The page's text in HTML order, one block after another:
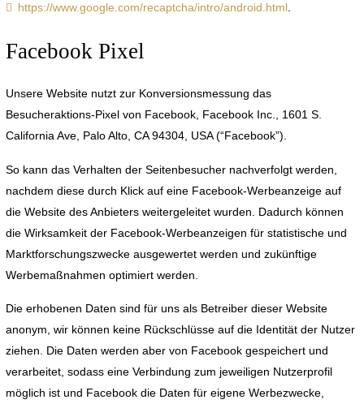
https://www.google.com/recaptcha/intro/android.html
Facebook Pixel
Unsere Website nutzt zur Konversionsmessung das
Besucheraktions-Pixel von Facebook, Facebook Inc., 1601 S.
California Ave, Palo Alto, CA 94304, USA (“Facebook”).
So kann das Verhalten der Seitenbesucher nachverfolgt werden,
nachdem diese durch Klick auf eine Facebook-Werbeanzeige auf
die Website des Anbieters weitergeleitet wurden. Dadurch können
die Wirksamkeit der Facebook-Werbeanzeigen für statistische und
Marktforschungszwecke ausgewertet werden und zukünftige
Werbemaßnahmen optimiert werden.
Die erhobenen Daten sind für uns als Betreiber dieser Website
anonym, wir können keine Rückschlüsse auf die Identität der Nutzer
ziehen. Die Daten werden aber von Facebook gespeichert und
verarbeitet, sodass eine Verbindung zum jeweiligen Nutzerprofil
möglich ist und Facebook die Daten für eigene Werbezwecke,